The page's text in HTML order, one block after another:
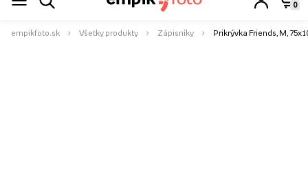
0
empikfoto.sk Všetky produkty Zápisníky Prikrývka Friends, M,